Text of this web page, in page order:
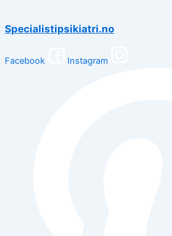
Specialistipsikiatri.no
Facebook Instagram